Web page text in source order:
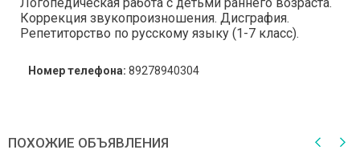
Коррекция звукопроизношения. Дисграфия.
Репетиторство по русскому языку (1-7 класс).
Номер телефона: 89278940304
ПОХОЖИЕ ОБЪЯВЛЕНИЯ